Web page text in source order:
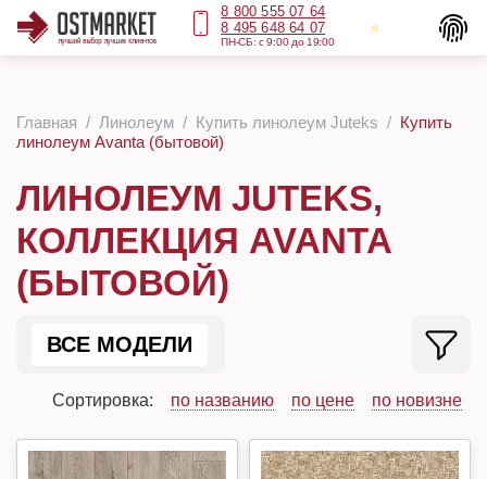
8 800 555 07 64
8 495 648 64 07
ПН-СБ: с 9:00 до 19:00
Главная Линолеум Купить линолеум Juteks
Купить
линолеум Avanta (бытовой)
ЛИНОЛЕУМ JUTEKS,
КОЛЛЕКЦИЯ AVANTA
(БЫТОВОЙ)
ВСЕ МОДЕЛИ
Сортировка: по названию по цене по новизне